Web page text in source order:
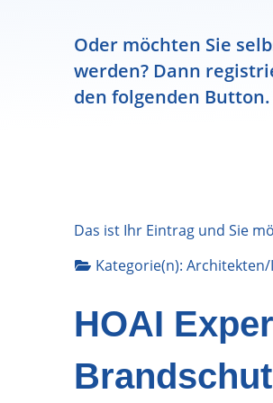
Oder möchten Sie
werden? Dann
den folgenden Button.
Das ist Ihr Eintrag und Sie
Kategorie(n):
HOAI